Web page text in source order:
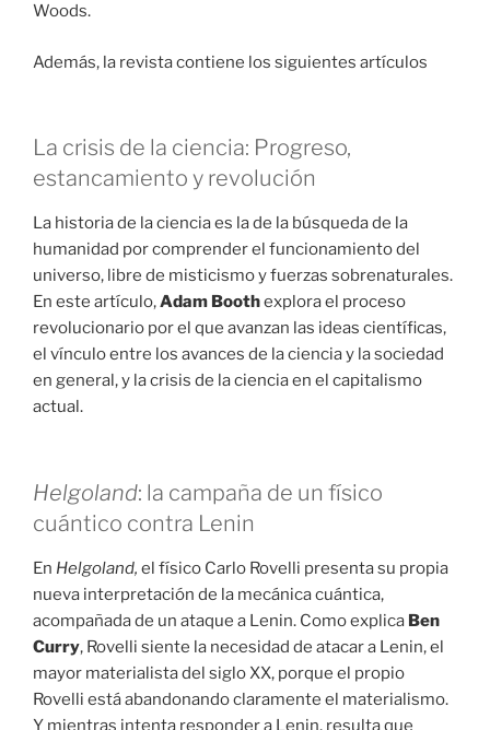
Woods.
Además, la revista contiene los siguientes artículos
La crisis de la ciencia: Progreso,
estancamiento y revolución
La historia de la ciencia es la de la búsqueda de la
humanidad por comprender el funcionamiento del
universo, libre de misticismo y fuerzas sobrenaturales.
En este artículo,Adam Boothexplora el proceso
revolucionario por el que avanzan las ideas científicas,
el vínculo entre los avances de la ciencia y la sociedad
en general, y la crisis de la ciencia en el capitalismo
actual.
Helgoland: la campaña de un físico
cuántico contra Lenin
En Helgoland, el físico Carlo Rovelli presenta su propia
nueva interpretación de la mecánica cuántica,
acompañada de un ataque a Lenin. Como explica Ben
Curry, Rovelli siente la necesidad de atacar a Lenin, el
mayor materialista del siglo XX, porque el propio
Rovelli está abandonando claramente el materialismo.
Y mientras intenta responder a Lenin, resulta que